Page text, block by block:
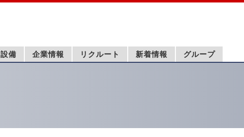
設備 企業情報 リクルート 新着情報 グループ